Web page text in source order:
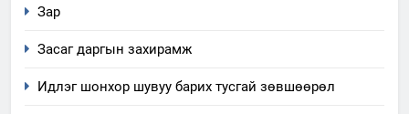
Зар
Засаг даргын захирамж
Идлэг шонхор шувуу барих тусгай зөвшөөрөл